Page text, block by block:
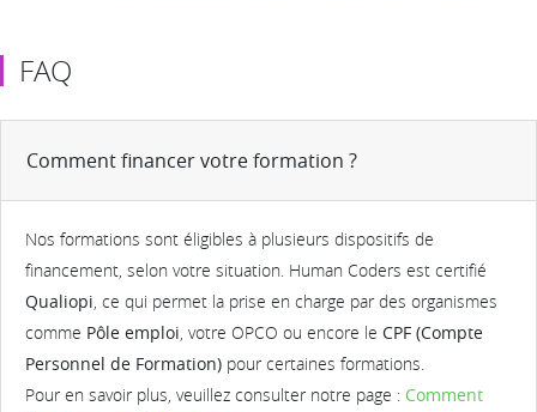
FAQ
Comment financer votre formation ?
Nos formations sont éligibles à plusieurs dispositifs de
financement, selon votre situation. Human Coders est certifié
Qualiopi , ce qui permet la prise en charge par des organismes
comme Pôle emploi , votre OPCO ou encore le CPF (Compte
Personnel de Formation) pour certaines formations.
Pour en savoir plus, veuillez consulter notre page : Comment